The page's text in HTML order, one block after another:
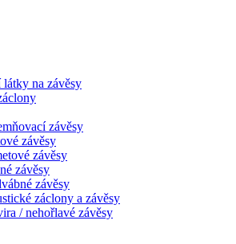
na závěsy
závěsy
závěsy
závěsy
závěsy
závěsy
záclony a závěsy
/ nehořlavé závěsy